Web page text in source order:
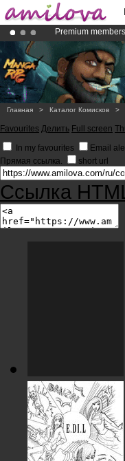
Premium
Already 100000
Amilova
Главная > Каталог Комисков >
Favourites Делить Full screen
In my favourites
Email
Прямая ссылка.
short url
Ссылка